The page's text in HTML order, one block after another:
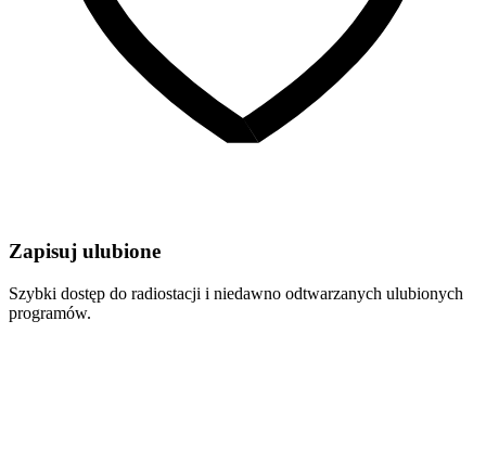
Zapisuj ulubione
Szybki dostęp do radiostacji i niedawno odtwarzanych ulubionych
programów.